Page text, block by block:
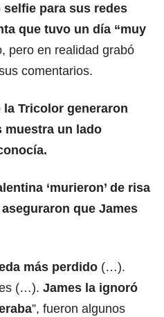
para sus redes
que tuvo un día “muy
pero en realidad grabó
comentarios.
la Tricolor generaron
muestra un lado
‘murieron’ de risa
que James
más perdido (…).
(…). James la ignoró
”, fueron algunos